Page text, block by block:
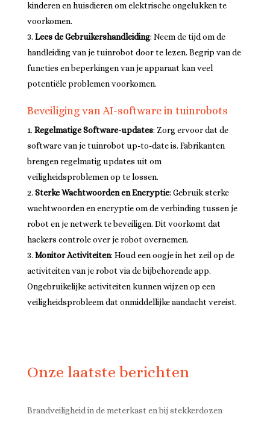
kinderen en huisdieren om elektrische ongelukken te
voorkomen.
Lees de Gebruikershandleiding: Neem de tijd om de
handleiding van je tuinrobot door te lezen. Begrip van de
functies en beperkingen van je apparaat kan veel
potentiële problemen voorkomen.
Beveiliging van AI-software in tuinrobots
Regelmatige Software-updates: Zorg ervoor dat de
software van je tuinrobot up-to-date is. Fabrikanten
brengen regelmatig updates uit om
veiligheidsproblemen op te lossen.
Sterke Wachtwoorden en Encryptie: Gebruik sterke
wachtwoorden en encryptie om de verbinding tussen je
robot en je netwerk te beveiligen. Dit voorkomt dat
hackers controle over je robot overnemen.
Monitor Activiteiten: Houd een oogje in het zeil op de
activiteiten van je robot via de bijbehorende app.
Ongebruikelijke activiteiten kunnen wijzen op een
veiligheidsprobleem dat onmiddellijke aandacht vereist.
Onze laatste berichten
Brandveiligheid in de meterkast en bij stekkerdozen